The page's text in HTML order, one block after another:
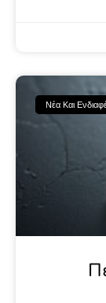
Νέα Και